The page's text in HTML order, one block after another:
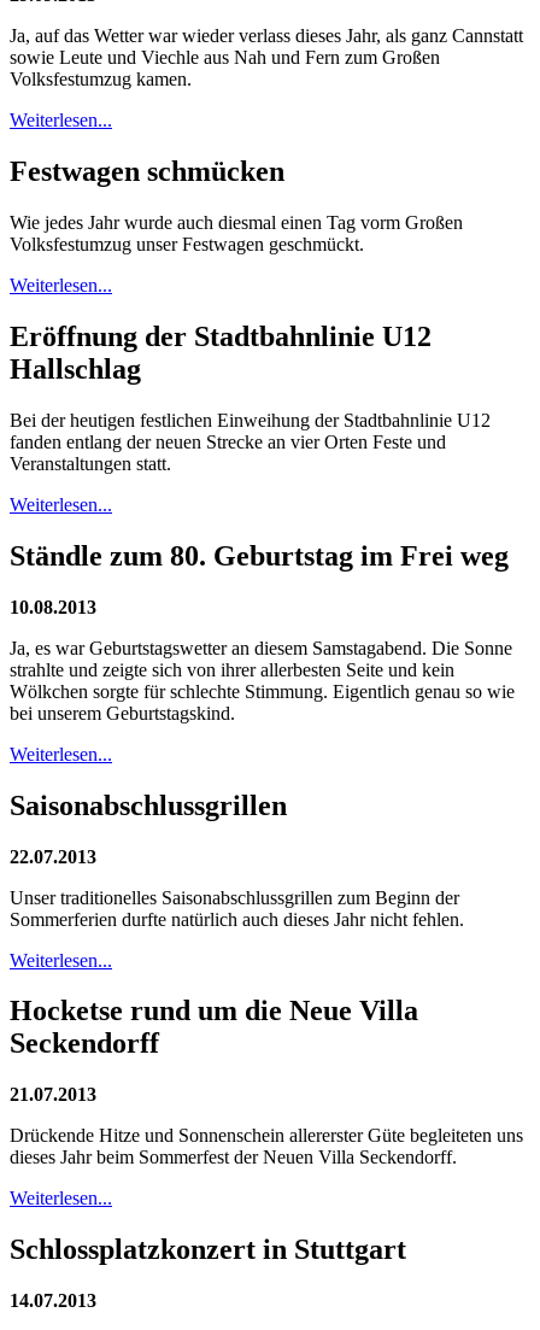
Ja, auf das Wetter war wieder verlass dieses Jahr, als ganz Cannstatt
sowie Leute und Viechle aus Nah und Fern zum Großen
Volksfestumzug kamen.
Weiterlesen...
Festwagen schmücken
Wie jedes Jahr wurde auch diesmal einen Tag vorm Großen
Volksfestumzug unser Festwagen geschmückt.
Weiterlesen...
Eröffnung der Stadtbahnlinie U12
Hallschlag
Bei der heutigen festlichen Einweihung der Stadtbahnlinie U12
fanden entlang der neuen Strecke an vier Orten Feste und
Veranstaltungen statt.
Weiterlesen...
Ständle zum 80. Geburtstag im Frei weg
10.08.2013
Ja, es war Geburtstagswetter an diesem Samstagabend. Die Sonne
strahlte und zeigte sich von ihrer allerbesten Seite und kein
Wölkchen sorgte für schlechte Stimmung. Eigentlich genau so wie
bei unserem Geburtstagskind.
Weiterlesen...
Saisonabschlussgrillen
22.07.2013
Unser traditionelles Saisonabschlussgrillen zum Beginn der
Sommerferien durfte natürlich auch dieses Jahr nicht fehlen.
Weiterlesen...
Hocketse rund um die Neue Villa
Seckendorff
21.07.2013
Drückende Hitze und Sonnenschein allererster Güte begleiteten uns
dieses Jahr beim Sommerfest der Neuen Villa Seckendorff.
Weiterlesen...
Schlossplatzkonzert in Stuttgart
14.07.2013